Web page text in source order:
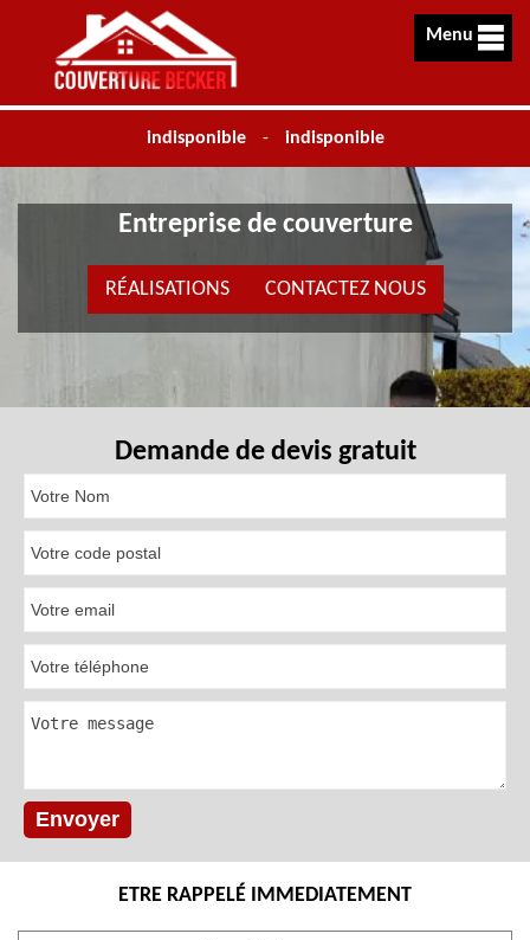
Menu
indisponible - indisponible
Entreprise de couverture
RÉALISATIONS CONTACTEZ NOUS
Demande de devis gratuit
ETRE RAPPELÉ IMMEDIATEMENT